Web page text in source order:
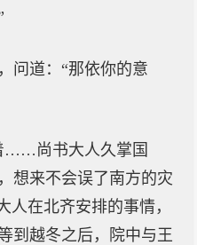
问道：“那依你的意
……尚书大人久掌国
想来不会误了南方的灾
人在北齐安排的事情，
到越冬之后，院中与王